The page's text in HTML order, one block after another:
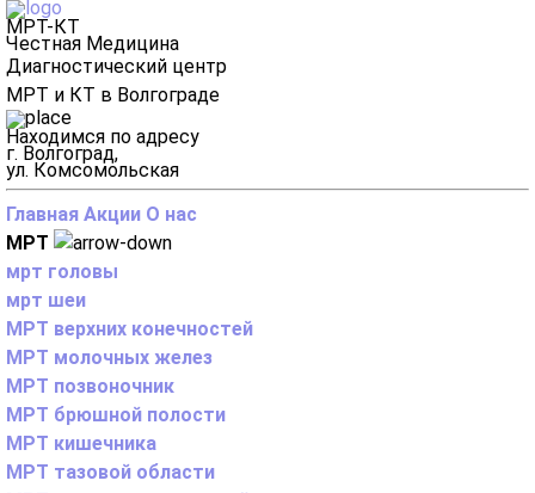
МРТ-КТ
Честная Медицина
Диагностический центр
МРТ и КТ в Волгограде
Находимся по адресу
г. Волгоград,
ул. Комсомольская
Главная Акции О нас
МРТ
мрт головы
мрт шеи
МРТ верхних конечностей
МРТ молочных желез
МРТ позвоночник
МРТ брюшной полости
МРТ кишечника
МРТ тазовой области